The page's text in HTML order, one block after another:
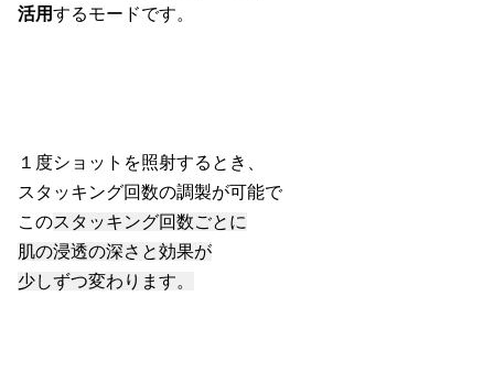
活用するモードです。
１度ショットを照射するとき、
スタッキング回数の調製が可能で
このスタッキング回数ごとに
肌の浸透の深さと効果が
少しずつ変わります。